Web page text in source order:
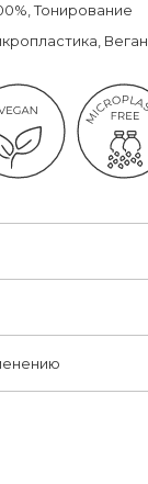
Тонирование
Веган